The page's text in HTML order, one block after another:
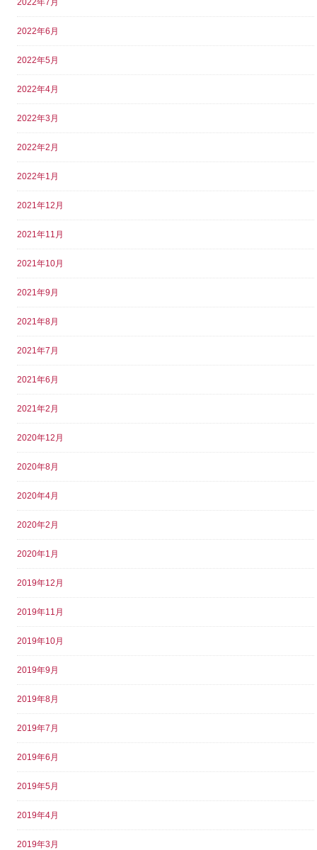
2022年6月
2022年5月
2022年4月
2022年3月
2022年2月
2022年1月
2021年12月
2021年11月
2021年10月
2021年9月
2021年8月
2021年7月
2021年6月
2021年2月
2020年12月
2020年8月
2020年4月
2020年2月
2020年1月
2019年12月
2019年11月
2019年10月
2019年9月
2019年8月
2019年7月
2019年6月
2019年5月
2019年4月
2019年3月